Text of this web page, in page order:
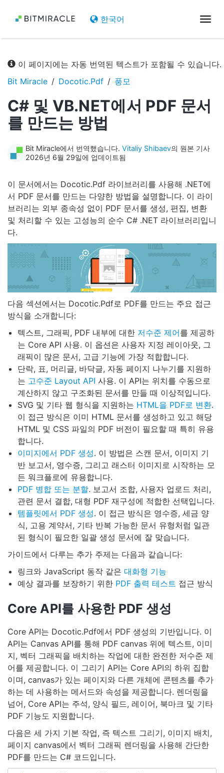
한국어
탐
이 페이지에는 자동 번역된 텍스트가 포함될 수 있습니다.
Bit Miracle
Docotic.Pdf 풍모
C# 및 VB.NET에서 PDF 문서
를 만드는 방법
Bit Miracle에서 번역했습니다. Vitaliy Shibaev의 원본 기사
2026년 6월 29일에 업데이트됨
이 문서에서는 Docotic.Pdf 라이브러리를 사용해 .NET에
서 PDF 문서를 만드는 다양한 방법을 설명합니다. 이 라이
브러리는 외부 종속성 없이 PDF 문서를 생성, 편집, 변환
및 처리할 수 있는 고성능의 순수 C# .NET 라이브러리입니
다.
다음 섹션에서는 Docotic.Pdf로 PDF를 만드는 주요 접근
방식을 소개합니다:
텍스트, 그래픽, PDF 내부에 대한 저수준 제어를 제공하
는 Core API 사용. 이 옵션은 사용자 지정 레이아웃, 그
래픽이 많은 문서, 고급 기능에 가장 적합합니다.
단락, 표, 머리글, 바닥글, 자동 페이지 나누기를 지원하
는 고수준 Layout API 사용. 이 API는 위치를 수동으로
계산하지 않고 구조화된 문서를 만들 때 이상적입니다.
SVG 및 기타 웹 형식을 지원하는 HTML을 PDF로 변환.
이 접근 방식은 이미 HTML 문서를 생성하고 있고 해당
HTML 및 CSS 파일의 PDF 버전이 필요할 때 특히 유용
합니다.
이미지에서 PDF 생성. 이 방법은 스캔 문서, 이미지 기
반 보고서, 영수증, 그리고 래스터 이미지로 시작하는 모
든 워크플로에 유용합니다.
PDF 병합 또는 분할. 보고서 조합, 사용자 업로드 처리,
관련 문서 결합, 대형 PDF 재구성에 적합한 선택입니다.
템플릿에서 PDF 생성. 이 접근 방식은 영수증, 세금 양
식, 고용 계약서, 기타 반복 가능한 문서 유형처럼 일관
된 형식이 필요한 일괄 생성 문서에 잘 맞습니다.
가이드에서 다루는 추가 주제는 다음과 같습니다:
링크와 JavaScript 동작 같은 대화형 기능
예상 결과를 보장하기 위한 PDF 출력 테스트 접근 방식
Core API를 사용한 PDF 생성
Core API는 Docotic.Pdf에서 PDF 생성의 기반입니다. 이
API는 Canvas API를 통해 PDF canvas 위에 텍스트, 이미
지, 벡터 그래픽을 배치하는 작업에 대한 완전한 저수준 제
어를 제공합니다. 이 그리기 API는 Core API의 하위 집합
이며, canvas가 있는 페이지와 다른 개체에 콘텐츠를 추가
하는 데 사용하는 메서드와 속성을 제공합니다. 렌더링을
넘어, Core API는 주석, 양식 필드, 레이어, 북마크 및 기타
PDF 기능도 지원합니다.
다음은 세 가지 기본 작업, 즉 텍스트 그리기, 이미지 배치,
페이지 canvas에서 벡터 그래픽 렌더링을 사용해 간단한
PDF를 만드는 C# 코드입니다.